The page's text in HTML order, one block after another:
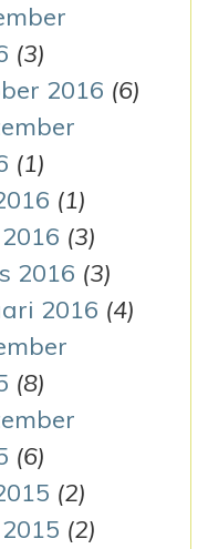
(3)
2016 (6)
(1)
(1)
(3)
2016 (3)
2016 (4)
(8)
(6)
(2)
(2)